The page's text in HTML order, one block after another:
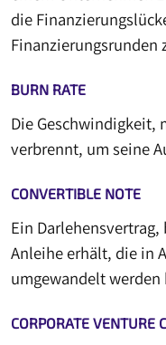
die
Finanzierungsrunden
BURN RATE
Die Geschwindigkeit,
verbrennt, um seine
CONVERTIBLE NOTE
Ein
Anleihe erhält, die in
umgewandelt werden
CORPORATE VENTURE